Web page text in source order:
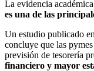
La evidencia
es una de las
Un estudio publicado en
concluye que las
previsión de tesorería
financiero y mayor